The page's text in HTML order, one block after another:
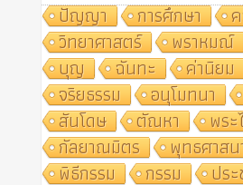
ปัญญา การศึกษา
วิทยาศาสตร์
พราหมณ์
บุญ
ฉันทะ ค่านิยม
จริยธรรม
อนุโมทนา
สันโดษ
ตัณหา
พร
กัลยาณมิตร
พุทธศาสน
พิธีกรรม
กรรม
ปร